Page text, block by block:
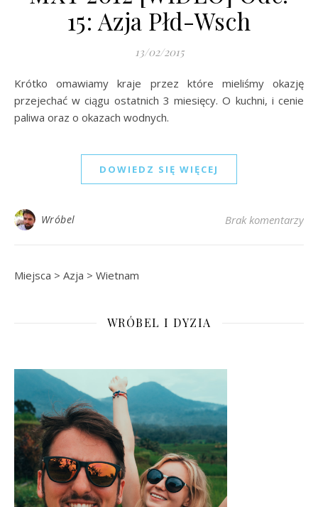
15: Azja Płd-Wsch
13/02/2015
Krótko omawiamy kraje przez które mieliśmy okazję
przejechać w ciągu ostatnich 3 miesięcy. O kuchni, i cenie
paliwa oraz o okazach wodnych.
DOWIEDZ SIĘ WIĘCEJ
Wróbel Brak komentarzy
Miejsca > Azja > Wietnam
WRÓBEL I DYZIA